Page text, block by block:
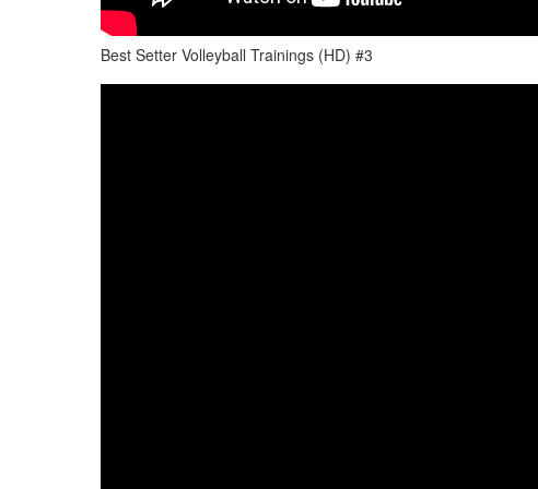
Best Setter Volleyball Trainings (HD) #3